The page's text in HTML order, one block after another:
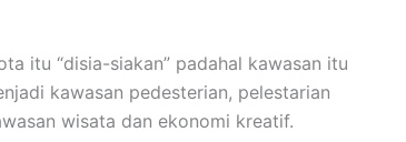
itu “disia-siakan” padahal kawasan itu
kawasan pedesterian, pelestarian
wisata dan ekonomi kreatif.